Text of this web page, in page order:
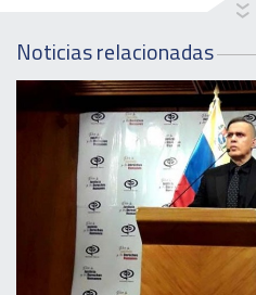
Noticias relacionadas